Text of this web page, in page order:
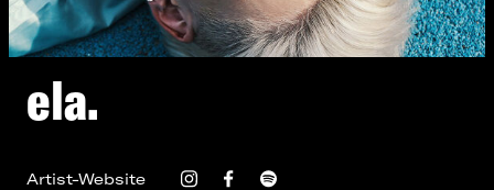
ela.
Artist-Website